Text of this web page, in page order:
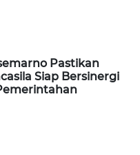
Pastikan
Siap Bersinergi